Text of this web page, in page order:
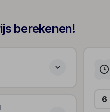
berekenen!
6